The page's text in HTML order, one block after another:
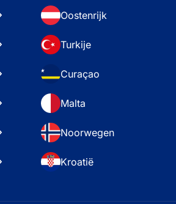
Oostenrijk
Turkije
Curaçao
Malta
Noorwegen
Kroatië